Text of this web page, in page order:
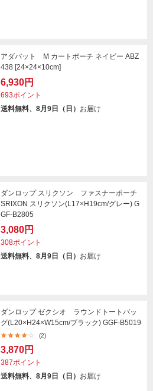
アダバット M カートポーチ ネイビー ABZ
438 [24×24×10cm]
6,930円
693ポイント
送料無料、8月9日（日） お届け
ダンロップ スリクソン ファスナーポーチ
SRIXON スリクソン(L17×H19cm/グレー) G
GF-B2805
3,080円
308ポイント
送料無料、8月9日（日） お届け
ダンロップ ゼクシオ ラウンドトートバッ
グ(L20×H24×W15cm/ブラック) GGF-B5019
(2)
3,870円
387ポイント
送料無料、8月9日（日） お届け